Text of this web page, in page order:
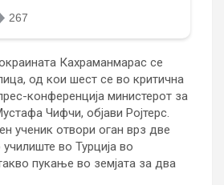
Кахраманмарас се
од кои шест се во критична
конференција министерот за
Чифчи, објави Ројтерс.
ученик отвори оган врз две
во Турција во
пукање во земјата за два